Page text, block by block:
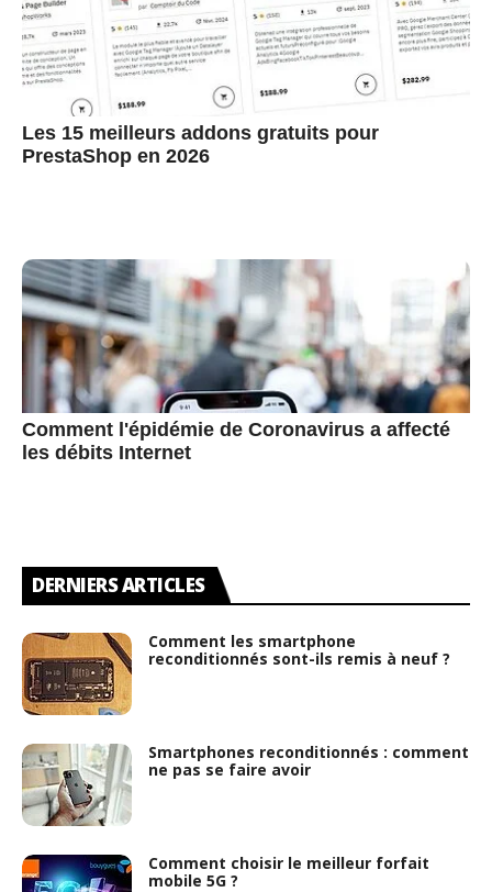
Les 15 meilleurs addons gratuits pour
PrestaShop en 2026
Comment l'épidémie de Coronavirus a affecté
les débits Internet
DERNIERS ARTICLES
Comment les smartphone
reconditionnés sont-ils remis à neuf ?
Smartphones reconditionnés : comment
ne pas se faire avoir
Comment choisir le meilleur forfait
mobile 5G ?